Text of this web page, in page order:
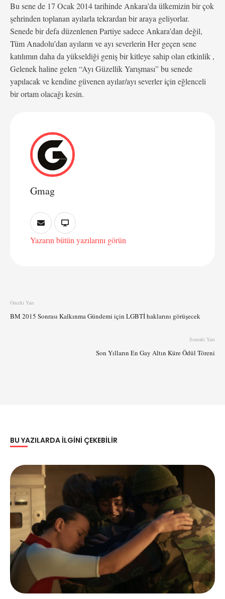
Bu sene de 17 Ocak 2014 tarihinde Ankara’da ülkemizin bir çok
şehrinden toplanan ayılarla tekrardan bir araya geliyorlar.
Senede bir defa düzenlenen Partiye sadece Ankara’dan değil,
Tüm Anadolu’dan ayıların ve ayı severlerin Her geçen sene
katılımın daha da yükseldiği geniş bir kitleye sahip olan etkinlik ,
Gelenek haline gelen “Ayı Güzellik Yarışması” bu senede
yapılacak ve kendine güvenen ayılar/ayı severler için eğlenceli
bir ortam olacağı kesin.
Gmag
Yazarın bütün yazılarını görün
Önceki Yazı
BM 2015 Sonrası Kalkınma Gündemi için LGBTİ haklarını görüşecek
Sonraki Yazı
Son Yılların En Gay Altın Küre Ödül Töreni
BU YAZILARDA ILGINI ÇEKEBILIR